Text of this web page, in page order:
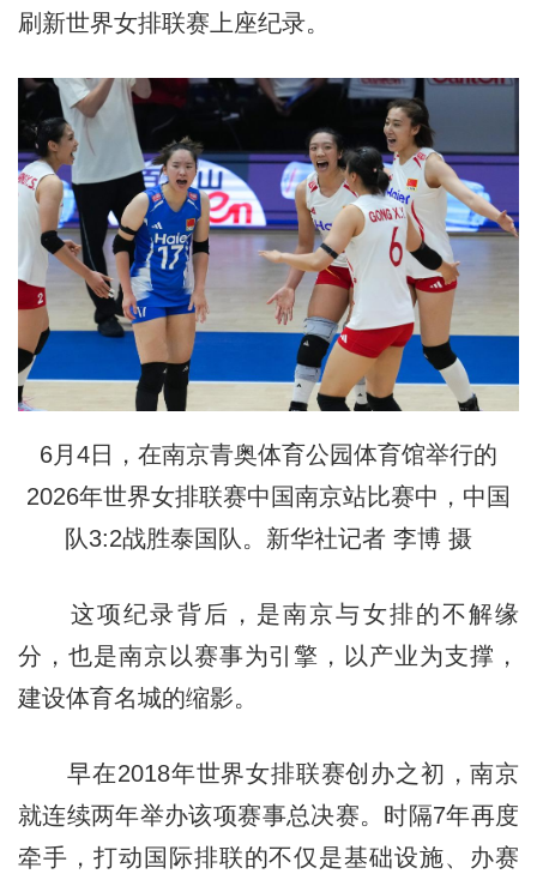
刷新世界女排联赛上座纪录。
6月4日，在南京青奥体育公园体育馆举行的
2026年世界女排联赛中国南京站比赛中，中国
队3:2战胜泰国队。新华社记者 李博 摄
这项纪录背后，是南京与女排的不解缘
分，也是南京以赛事为引擎，以产业为支撑，
建设体育名城的缩影。
早在2018年世界女排联赛创办之初，南京
就连续两年举办该项赛事总决赛。时隔7年再度
牵手，打动国际排联的不仅是基础设施、办赛